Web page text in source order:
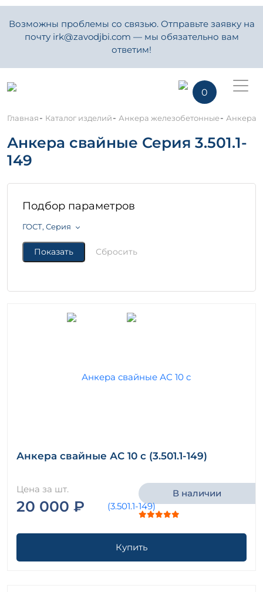
Возможны проблемы со связью. Отправьте заявку на
почту irk@zavodjbi.com — мы обязательно вам
ответим!
0
Главная- Каталог изделий- Анкера железобетонные- Анкера
Анкера свайные Серия 3.501.1-
149
Подбор параметров
ГОСТ, Серия
Анкера свайные АС 10 с (3.501.1-149)
Цена за шт.
20 000 ₽
В наличии
Купить